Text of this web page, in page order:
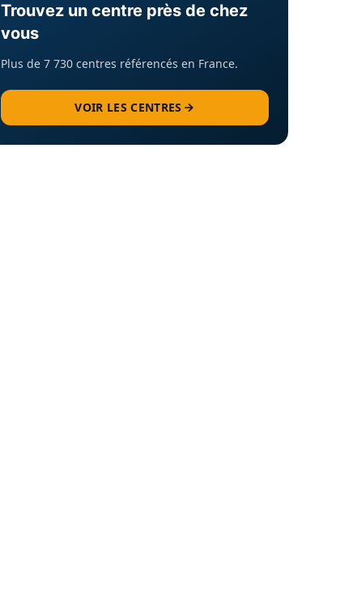
Trouvez un centre près de chez
vous
Plus de 7 730 centres référencés en France.
VOIR LES CENTRES